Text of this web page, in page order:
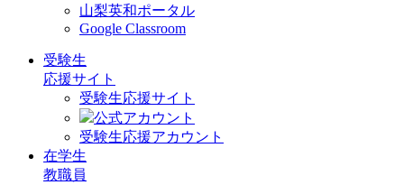
山梨英和ポータル
Google Classroom
受験生
応援サイト
受験生応援サイト
公式アカウント
受験生応援アカウント
在学生
教職員